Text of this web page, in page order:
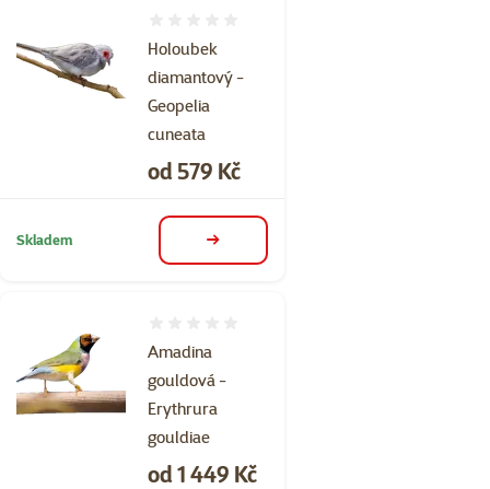
Holoubek
diamantový -
Geopelia
cuneata
Cena
od 579 Kč
Skladem detail
Amadina
gouldová -
Erythrura
gouldiae
Cena
od 1 449 Kč